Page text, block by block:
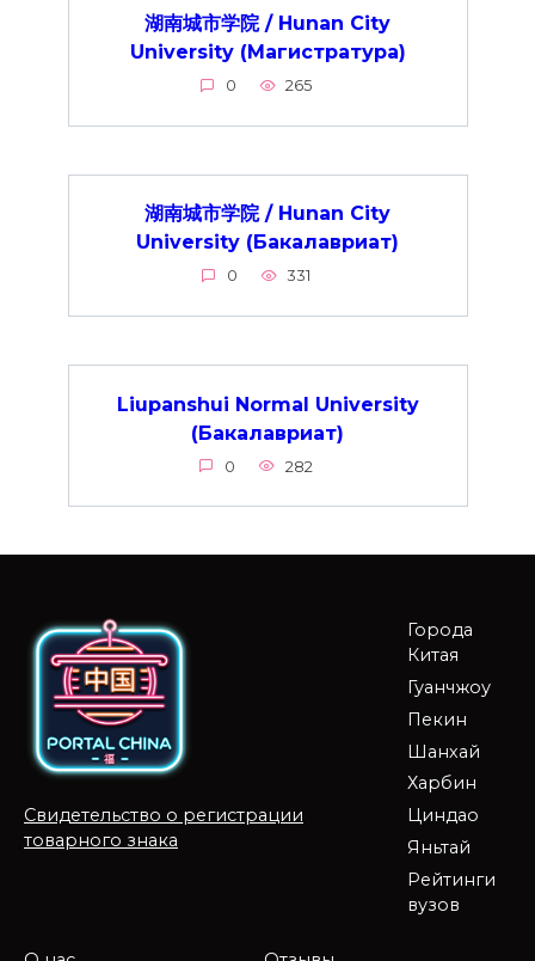
湖南城市学院 / Hunan City
University (Магистратура)
0 265
湖南城市学院 / Hunan City
University (Бакалавриат)
0 331
Liupanshui Normal University
(Бакалавриат)
0 282
Свидетельство о регистрации
товарного знака
Города
Китая
Гуанчжоу
Пекин
Шанхай
Харбин
Циндао
Яньтай
Рейтинги
вузов